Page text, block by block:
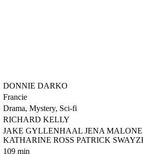
DONNIE DARKO
Francie
Drama, Mystery, Sci-fi
RICHARD KELLY
JAKE GYLLENHAAL JENA
KATHARINE ROSS PATRICK
109 min